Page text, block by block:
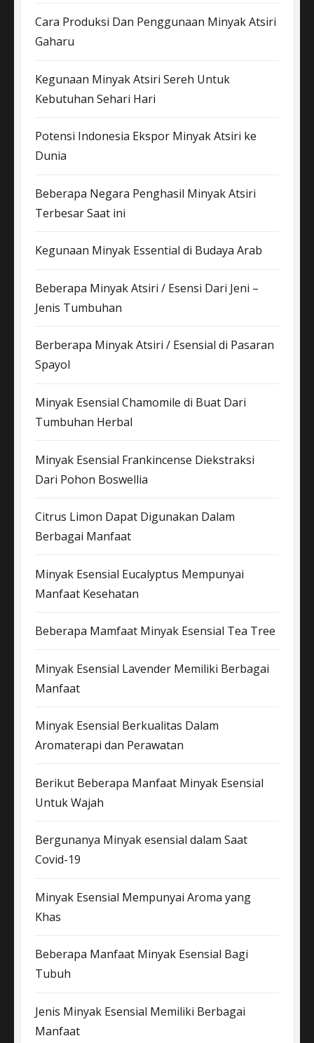
Cara Produksi Dan Penggunaan Minyak Atsiri
Gaharu
Kegunaan Minyak Atsiri Sereh Untuk
Kebutuhan Sehari Hari
Potensi Indonesia Ekspor Minyak Atsiri ke
Dunia
Beberapa Negara Penghasil Minyak Atsiri
Terbesar Saat ini
Kegunaan Minyak Essential di Budaya Arab
Beberapa Minyak Atsiri / Esensi Dari Jeni –
Jenis Tumbuhan
Berberapa Minyak Atsiri / Esensial di Pasaran
Spayol
Minyak Esensial Chamomile di Buat Dari
Tumbuhan Herbal
Minyak Esensial Frankincense Diekstraksi
Dari Pohon Boswellia
Citrus Limon Dapat Digunakan Dalam
Berbagai Manfaat
Minyak Esensial Eucalyptus Mempunyai
Manfaat Kesehatan
Beberapa Mamfaat Minyak Esensial Tea Tree
Minyak Esensial Lavender Memiliki Berbagai
Manfaat
Minyak Esensial Berkualitas Dalam
Aromaterapi dan Perawatan
Berikut Beberapa Manfaat Minyak Esensial
Untuk Wajah
Bergunanya Minyak esensial dalam Saat
Covid-19
Minyak Esensial Mempunyai Aroma yang
Khas
Beberapa Manfaat Minyak Esensial Bagi
Tubuh
Jenis Minyak Esensial Memiliki Berbagai
Manfaat